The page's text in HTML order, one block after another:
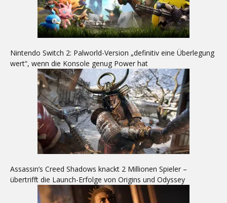
Nintendo Switch 2: Palworld-Version „definitiv eine Überlegung
wert“, wenn die Konsole genug Power hat
Assassin’s Creed Shadows knackt 2 Millionen Spieler –
übertrifft die Launch-Erfolge von Origins und Odyssey